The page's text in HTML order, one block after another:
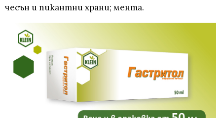
чесън и пикантни храни; мента.